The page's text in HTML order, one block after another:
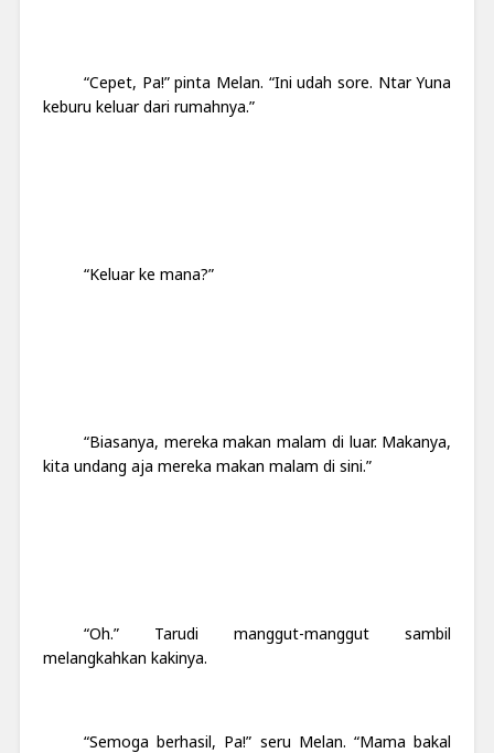
“Cepet, Pa!” pinta Melan. “Ini udah sore. Ntar Yuna
keburu keluar dari rumahnya.”
“Keluar ke mana?”
“Biasanya, mereka makan malam di luar. Makanya,
kita undang aja mereka makan malam di sini.”
“Oh.” Tarudi manggut-manggut sambil
melangkahkan kakinya.
“Semoga berhasil, Pa!” seru Melan. “Mama bakal